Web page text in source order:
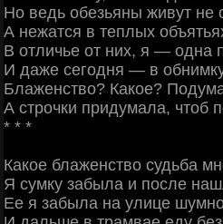
Но ведь обезьяны живут не
А нежатся в теплых
В отличье от них, я — одна
И даже сегодня — в
Блаженство? Какое?
А строчки придумала, чтоб
* * *
Какое блаженство судьба
Я сумку забыла и после
Ее я забыла на улице